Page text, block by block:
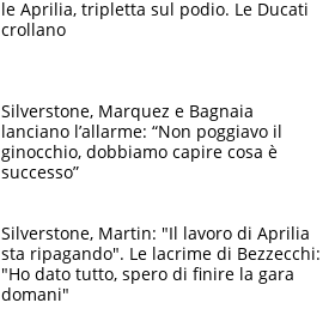
le Aprilia, tripletta sul podio. Le Ducati
crollano
Silverstone, Marquez e Bagnaia
lanciano l’allarme: “Non poggiavo il
ginocchio, dobbiamo capire cosa è
successo”
Silverstone, Martin: "Il lavoro di Aprilia
sta ripagando". Le lacrime di Bezzecchi:
"Ho dato tutto, spero di finire la gara
domani"